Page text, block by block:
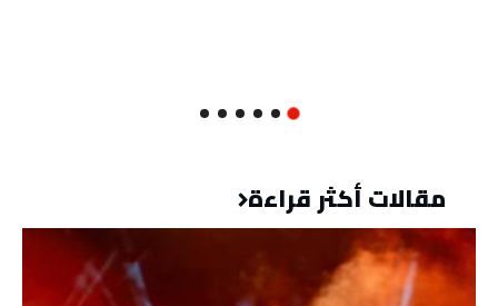
مقالات أكثر قراءة